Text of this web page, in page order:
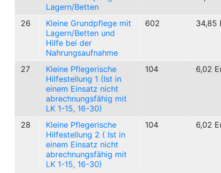
Lagern/Betten
26
Kleine Grundpflege mit
Lagern/Betten und
Hilfe bei der
Nahrungsaufnahme
602 34,85
27
Kleine Pflegerische
Hilfestellung 1 (Ist in
einem Einsatz nicht
abrechnungsfähig mit
LK 1-15, 16-30)
104 6,02
28
Kleine Pflegerische
Hilfestellung 2 ( Ist in
einem Einsatz nicht
abrechnungsfähig mit
LK 1-15, 16-30)
104 6,02